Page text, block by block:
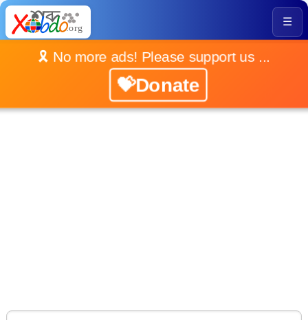
☰
🎗️ No more ads! Please support us ...
💝Donate